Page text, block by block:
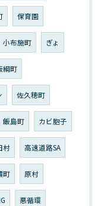
保育園
小布施町 ぎょ
綱町
佐久穂町
飯島町 カビ胞子
村 高速道路SA
町 原村
悪循環